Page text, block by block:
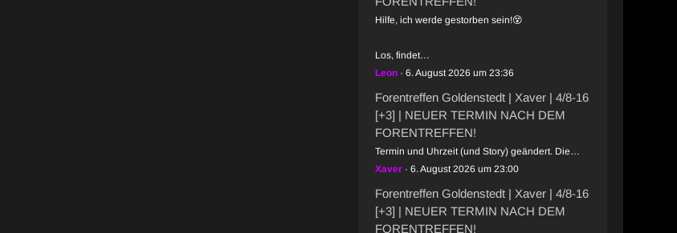
Hilfe, ich werde gestorben sein!😵
Los, findet…
Leon
6. August 2026 um 23:36
Forentreffen Goldenstedt | Xaver | 4/8-16
[+3] | NEUER TERMIN NACH DEM
FORENTREFFEN!
Termin und Uhrzeit (und Story) geändert. Die…
Xaver
6. August 2026 um 23:00
Forentreffen Goldenstedt | Xaver | 4/8-16
[+3] | NEUER TERMIN NACH DEM
FORENTREFFEN!